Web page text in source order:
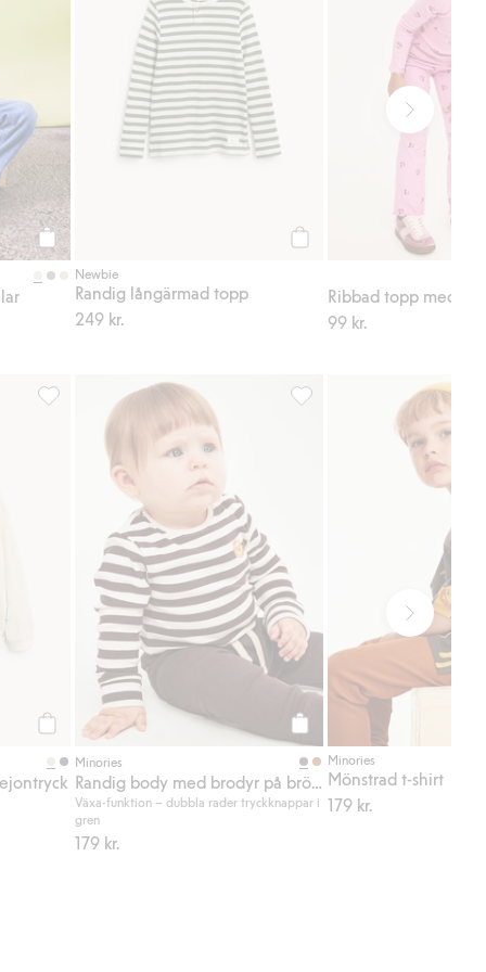
Köp
Newbie
Randig långärmad topp
249 kr.
Ribbad topp med
99 kr.
Långärmad t-shirt med lejontryck, Lägg till i favoriter
Köp
Minories
Randig body med brodyr på bröstet
Växa-funktion – dubbla rader tryckknappar i
gren
179 kr.
Randig body med brodyr
Minories
Mönstrad t-shirt
179 kr.